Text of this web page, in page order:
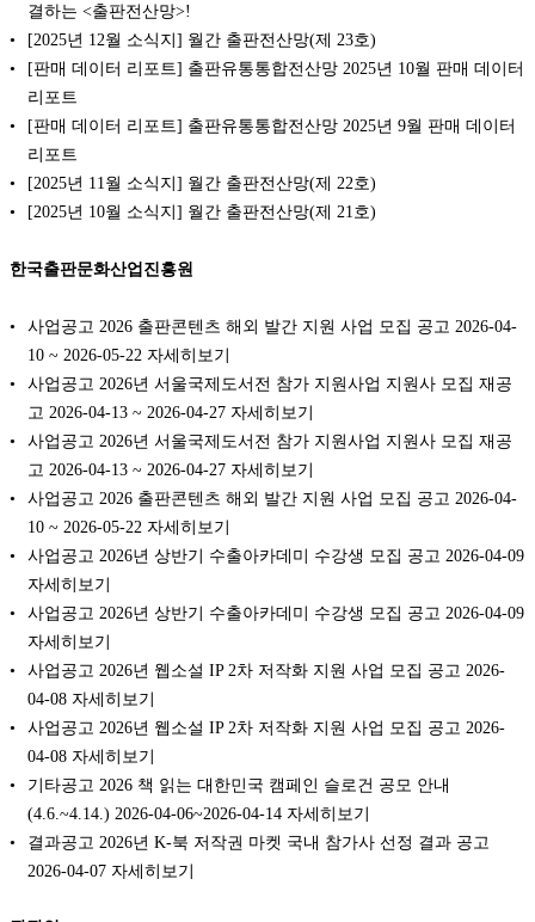
결하는 <출판전산망>!
[2025년 12월 소식지] 월간 출판전산망(제 23호)
[판매 데이터 리포트] 출판유통통합전산망 2025년 10월 판매 데이터
리포트
[판매 데이터 리포트] 출판유통통합전산망 2025년 9월 판매 데이터
리포트
[2025년 11월 소식지] 월간 출판전산망(제 22호)
[2025년 10월 소식지] 월간 출판전산망(제 21호)
한국출판문화산업진흥원
사업공고 2026 출판콘텐츠 해외 발간 지원 사업 모집 공고 2026-04-
10 ~ 2026-05-22 자세히보기
사업공고 2026년 서울국제도서전 참가 지원사업 지원사 모집 재공
고 2026-04-13 ~ 2026-04-27 자세히보기
사업공고 2026년 서울국제도서전 참가 지원사업 지원사 모집 재공
고 2026-04-13 ~ 2026-04-27 자세히보기
사업공고 2026 출판콘텐츠 해외 발간 지원 사업 모집 공고 2026-04-
10 ~ 2026-05-22 자세히보기
사업공고 2026년 상반기 수출아카데미 수강생 모집 공고 2026-04-09
자세히보기
사업공고 2026년 상반기 수출아카데미 수강생 모집 공고 2026-04-09
자세히보기
사업공고 2026년 웹소설 IP 2차 저작화 지원 사업 모집 공고 2026-
04-08 자세히보기
사업공고 2026년 웹소설 IP 2차 저작화 지원 사업 모집 공고 2026-
04-08 자세히보기
기타공고 2026 책 읽는 대한민국 캠페인 슬로건 공모 안내
(4.6.~4.14.) 2026-04-06~2026-04-14 자세히보기
결과공고 2026년 K-북 저작권 마켓 국내 참가사 선정 결과 공고
2026-04-07 자세히보기